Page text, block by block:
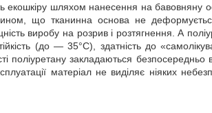
екошкіру шляхом нанесення на бавовняну
чином, що тканинна основа не
виробу на розрив і розтягнення. А
(до — 35°С), здатність до
поліуретану закладаються безпосередньо
матеріал не виділяє ніяких